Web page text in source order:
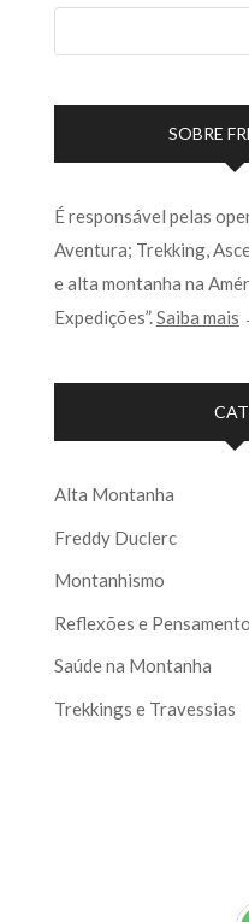
SOBRE
É responsável pelas
Aventura; Trekking,
e alta montanha na
Expedições”.Saiba mais
Alta Montanha
Freddy Duclerc
Montanhismo
Reflexões e
Saúde na Montanha
Trekkings e Travessias